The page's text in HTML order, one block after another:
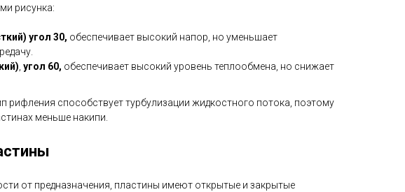
рисунка:
угол 30, обеспечивает высокий напор, но уменьшает
, угол 60, обеспечивает высокий уровень теплообмена, но снижает
рифления способствует турбулизации жидкостного потока, поэтому
меньше накипи.
от предназначения, пластины имеют открытые и закрытые